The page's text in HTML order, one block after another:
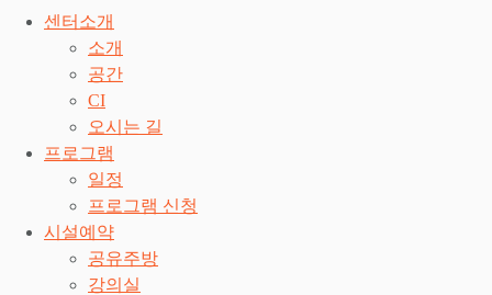
센터소개
소개
공간
CI
오시는 길
프로그램
일정
프로그램 신청
시설예약
공유주방
강의실